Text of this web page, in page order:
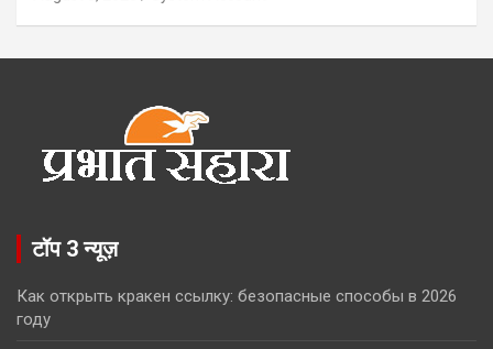
टॉप 3 न्यूज़
Как открыть кракен ссылку: безопасные способы в 2026
году